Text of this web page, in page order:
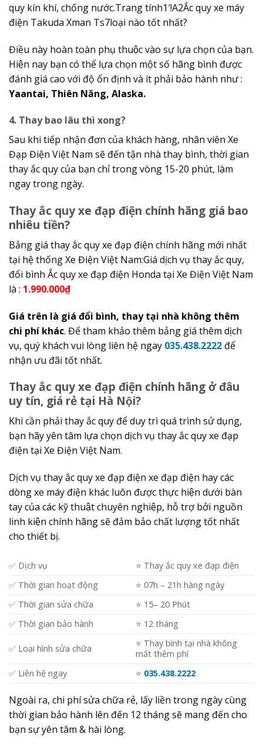
quy kín khí, chống nước.Trang tính1′!A2Ắc quy xe máy
điện Takuda Xman Ts7loại nào tốt nhất?
Điều này hoàn toàn phụ thuộc vào sự lựa chọn của bạn.
Hiện nay bạn có thể lựa chọn một số hãng bình được
đánh giá cao với độ ổn định và ít phải bảo hành như :
Yaantai, Thiên Năng, Alaska.
4. Thay bao lâu thì xong?
Sau khi tiếp nhận đơn của khách hàng, nhân viên Xe
Đạp Điện Việt Nam sẽ đến tận nhà thay bình, thời gian
thay ắc quy của bạn chỉ trong vòng 15-20 phút, làm
ngay trong ngày.
Thay ắc quy xe đạp điện chính hãng giá bao
nhiêu tiền?
Bảng giá thay ắc quy xe đạp điện chính hãng mới nhất
tại hệ thống Xe Điện Việt Nam:Giá dịch vụ thay ắc quy,
đổi bình Ắc quy xe đạp điện Honda tại Xe Điện Việt Nam
là : 1.990.000₫
Giá trên là giá đổi bình, thay tại nhà không thêm
chi phí khác. Để tham khảo thêm bảng giá thêm dịch
vụ, quý khách vui lòng liên hệ ngay 035.438.2222 để
nhận ưu đãi tốt nhất.
Thay ắc quy xe đạp điện chính hãng ở đâu
uy tín, giá rẻ tại Hà Nội?
Khi cần phải thay ắc quy để duy trì quá trình sử dụng,
bạn hãy yên tâm lựa chọn dịch vụ thay ắc quy xe đạp
điện tại Xe Điện Việt Nam.
Dịch vụ thay ắc quy xe đạp điện xe đạp điện hay các
dòng xe máy điện khác luôn được thực hiện dưới bàn
tay của các kỹ thuật chuyên nghiệp, hỗ trợ bởi nguồn
linh kiện chính hãng sẽ đảm bảo chất lượng tốt nhất
cho thiết bị.
✅ Dịch vụ
⭐️ Thay ắc quy xe đạp điện
✅ Thời gian hoạt động
⭐️ 07h – 21h hàng ngày
✅ Thời gian sửa chữa
⭐️ 15– 20 Phút
✅ Thời gian bảo hành
⭐️ 12 tháng
✅ Loại hình sửa chữa
⭐️ Thay bình tại nhà không
mất thêm phí
✅ Liên hệ ngay
⭐️ 035.438.2222
Ngoài ra, chi phí sửa chữa rẻ, lấy liền trong ngày cùng
thời gian bảo hành lên đến 12 tháng sẽ mang đến cho
bạn sự yên tâm & hài lòng.